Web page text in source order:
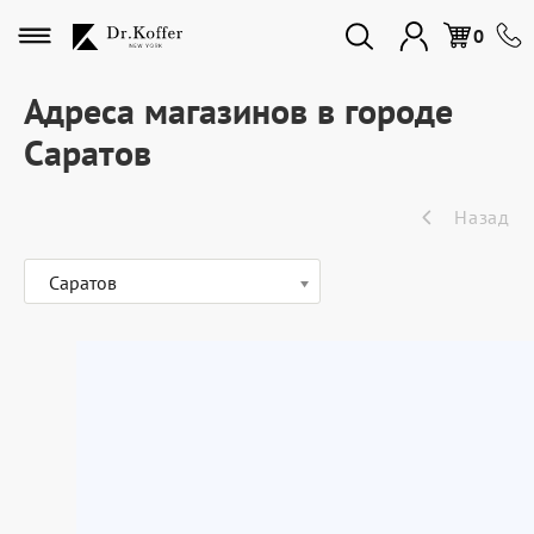
0
Избранное
Дорожная коллекция
Женская коллекция
Адреса магазинов в городе
Саратов
Назад
Саратов